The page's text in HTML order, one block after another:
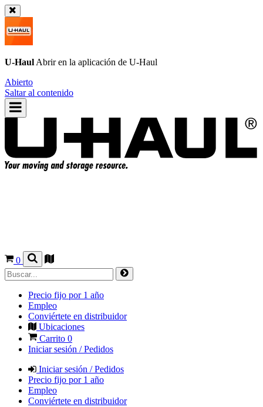
U-Haul Abrir en la aplicación de U-Haul
Abierto
Saltar al contenido
0
Precio fijo por 1 año
Empleo
Conviértete en distribuidor
Ubicaciones
Carrito 0
Iniciar sesión / Pedidos
Iniciar sesión / Pedidos
Precio fijo por 1 año
Empleo
Conviértete en distribuidor